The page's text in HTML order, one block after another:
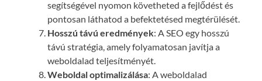
segítségével nyomon követheted a fejlődést és
pontosan láthatod a befektetésed megtérülését.
Hosszú távú eredmények: A SEO egy hosszú
távú stratégia, amely folyamatosan javítja a
weboldalad teljesítményét.
Weboldal optimalizálása: A weboldalad